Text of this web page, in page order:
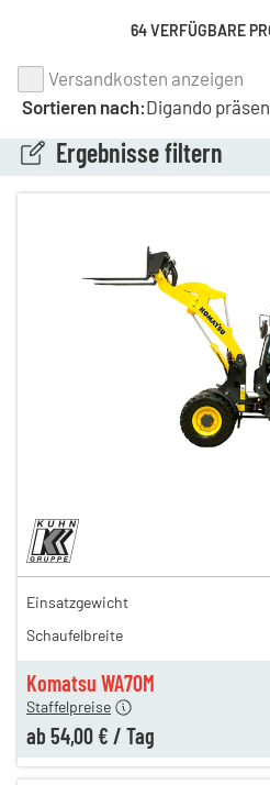
64 VERFÜGBARE
Ergebnisse filtern
Versandkosten anzeigen
Sortieren nach:Digando
Komatsu WA70M
221,00 €
142,00 €
Staffelpreise
ab 54,00 € / Tag
Einsatzgewicht
Schaufelbreite